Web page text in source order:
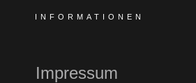
INFORMATIONEN
Impressum